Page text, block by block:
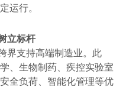
运行。
立标杆
界支持高端制造业。此
、生物制药、疾控实验室
全负荷、智能化管理等优